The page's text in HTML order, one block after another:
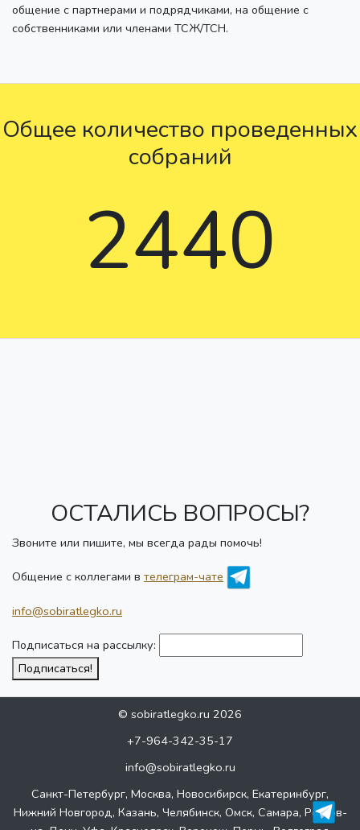
общение с партнерами и подрядчиками, на общение с
собственниками или членами ТСЖ/ТСН.
Общее количество проведенных
собраний
2440
ОСТАЛИСЬ ВОПРОСЫ?
Звоните или пишите, мы всегда рады помочь!
Общение с коллегами в телеграм-чате
info@sobiratlegko.ru
Подписаться на рассылку:
Подписаться!
© sobiratlegko.ru 2026
+7-964-342-35-17
info@sobiratlegko.ru
Санкт-Петербург, Москва, Новосибирск, Екатеринбург,
Нижний Новгород, Казань, Челябинск, Омск, Самара, Ростов-